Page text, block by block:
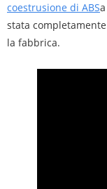
coestrusione di ABS
stata
la fabbrica.